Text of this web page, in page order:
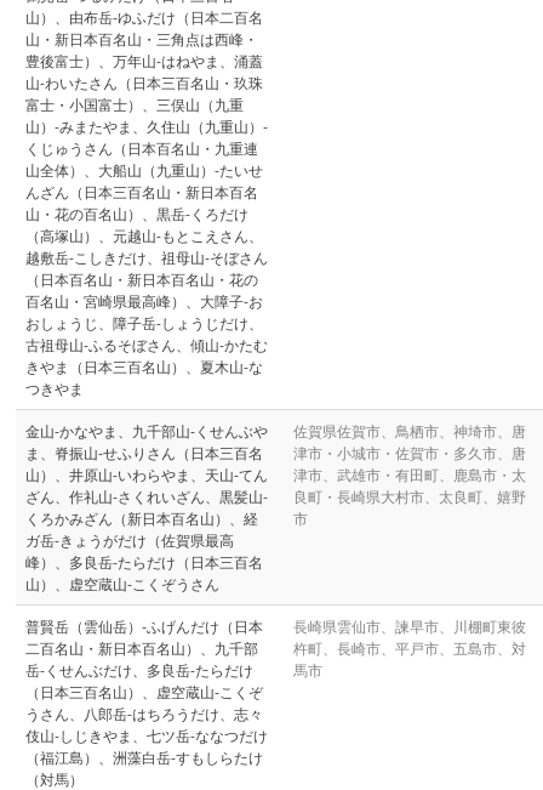
山）、由布岳-ゆふだけ（日本二百名
山・新日本百名山・三角点は西峰・
豊後富士）、万年山-はねやま、涌蓋
山-わいたさん（日本三百名山・玖珠
富士・小国富士）、三俣山（九重
山）-みまたやま、久住山（九重山）-
くじゅうさん（日本百名山・九重連
山全体）、大船山（九重山）-たいせ
んざん（日本三百名山・新日本百名
山・花の百名山）、黒岳-くろだけ
（高塚山）、元越山-もとこえさん、
越敷岳-こしきだけ、祖母山-そぼさん
（日本百名山・新日本百名山・花の
百名山・宮崎県最高峰）、大障子-お
おしょうじ、障子岳-しょうじだけ、
古祖母山-ふるそぼさん、傾山-かたむ
きやま（日本三百名山）、夏木山-な
つきやま
金山-かなやま、九千部山-くせんぶや
ま、脊振山-せふりさん（日本三百名
山）、井原山-いわらやま、天山-てん
ざん、作礼山-さくれいざん、黒髪山-
くろかみざん（新日本百名山）、経
ガ岳-きょうがだけ（佐賀県最高
峰）、多良岳-たらだけ（日本三百名
山）、虚空蔵山-こくぞうさん
佐賀県佐賀市、鳥栖市、神埼市、唐
津市・小城市・佐賀市・多久市、唐
津市、武雄市・有田町、鹿島市・太
良町・長崎県大村市、太良町、嬉野
市
普賢岳（雲仙岳）-ふげんだけ（日本
二百名山・新日本百名山）、九千部
岳-くせんぶだけ、多良岳-たらだけ
（日本三百名山）、虚空蔵山-こくぞ
うさん、八郎岳-はちろうだけ、志々
伎山-しじきやま、七ツ岳-ななつだけ
（福江島）、洲藻白岳-すもしらたけ
（対馬）
長崎県雲仙市、諫早市、川棚町東彼
杵町、長崎市、平戸市、五島市、対
馬市